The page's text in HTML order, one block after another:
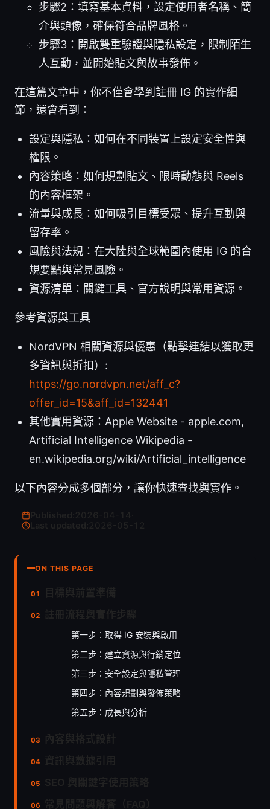
步驟2：填寫基本資料，設定使用者名稱、簡
介與頭像，確保符合品牌風格。
步驟3：開啟雙重驗證與隱私設定，限制陌生
人互動，並開始貼文與故事發佈。
在這篇文章中，你不僅會學到註冊 IG 的實作細
節，還會看到：
設定與隱私：如何在不同裝置上設定安全性與
權限。
內容策略：如何規劃貼文、限時動態與 Reels
的內容框架。
流量與成長：如何吸引目標受眾、提升互動與
留存率。
風險與法規：在大陸與全球範圍內使用 IG 的合
規要點與常見風險。
資源清單：關鍵工具、官方說明與常用資源。
參考資源與工具
NordVPN 相關資源與優惠（點擊連結以獲取更
多資訊與折扣）:
https://go.nordvpn.net/aff_c?
offer_id=15&aff_id=132441
其他實用資源：Apple Website - apple.com,
Artificial Intelligence Wikipedia -
en.wikipedia.org/wiki/Artificial_intelligence
以下內容分成多個部分，讓你快速查找與實作。
Last updated:
ON THIS PAGE
第一步：取得 IG 安裝與啟用
第二步：建立資源與行銷定位
第三步：安全設定與隱私管理
第四步：內容規劃與發佈策略
第五步：成長與分析